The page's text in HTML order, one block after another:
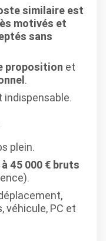
similaire est
motivés et
sans
proposition et
.
indispensable.
plein.
à 45 000 € bruts
véhicule, PC et